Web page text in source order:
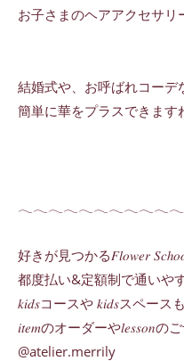
お子さまのヘアアクセサ
結婚式や、お呼ばれコーデ
簡単に華をプラスできま
好きが見つかる𝐹𝑙𝑜𝑤𝑒𝑟
都度払い&定額制で通いや
𝑘𝑖𝑑𝑠コースや 𝑘𝑖𝑑𝑠スペー
𝑖𝑡𝑒𝑚のオーダーや𝑙𝑒𝑠𝑠𝑜𝑛
@atelier.merrily